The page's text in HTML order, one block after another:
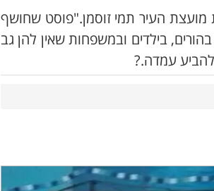
מועצת העיר תמי זוסמן."פוסט שחושף
בילדים ובמשפחות שאין להן גב
עמדה.?